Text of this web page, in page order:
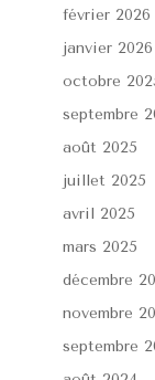
février 2026
janvier 2026
octobre
septembre
août 2025
juillet 2025
avril 2025
mars 2025
décembre
novembre
septembre